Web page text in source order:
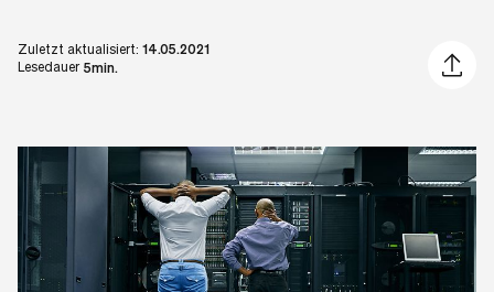
Zuletzt aktualisiert: 14.05.2021
Lesedauer 5min.
Artikel